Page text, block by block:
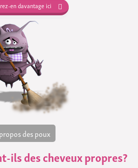
en davantage ici
des poux
ils des cheveux propres?